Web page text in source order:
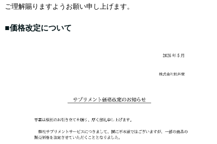
ご理解賜りますようお願い申し上げます。
■価格改定について